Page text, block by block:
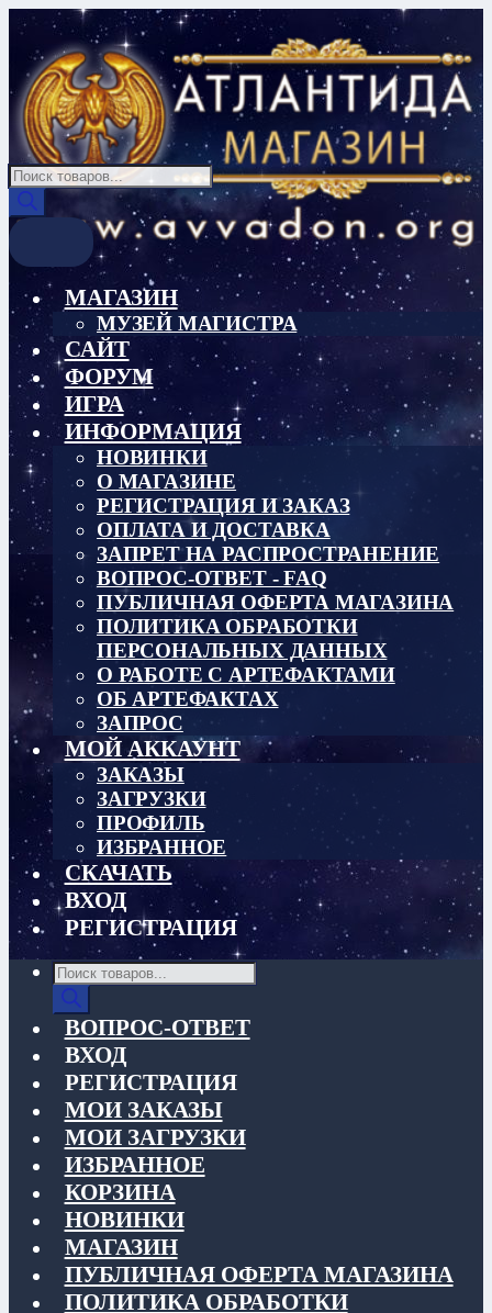
Перейти
навигации
Перейти
содержимому
Поиск
товаров
МАГАЗИН
МУЗЕЙ МАГИСТРА
САЙТ
ФОРУМ
ИГРА
ИНФОРМАЦИЯ
НОВИНКИ
О МАГАЗИНЕ
РЕГИСТРАЦИЯ И ЗАКАЗ
ОПЛАТА И ДОСТАВКА
ЗАПРЕТ НА РАСПРОСТРАНЕНИЕ
ВОПРОС-ОТВЕТ - FAQ
ПУБЛИЧНАЯ ОФЕРТА МАГАЗИНА
ПОЛИТИКА ОБРАБОТКИ
ПЕРСОНАЛЬНЫХ ДАННЫХ
О РАБОТЕ С АРТЕФАКТАМИ
ОБ АРТЕФАКТАХ
ЗАПРОС
МОЙ АККАУНТ
ЗАКАЗЫ
ЗАГРУЗКИ
ПРОФИЛЬ
ИЗБРАННОЕ
СКАЧАТЬ
ВХОД
РЕГИСТРАЦИЯ
Поиск
товаров
ВОПРОС-ОТВЕТ
ВХОД
РЕГИСТРАЦИЯ
МОИ ЗАКАЗЫ
МОИ ЗАГРУЗКИ
ИЗБРАННОЕ
КОРЗИНА
НОВИНКИ
МАГАЗИН
ПУБЛИЧНАЯ ОФЕРТА МАГАЗИНА
ПОЛИТИКА ОБРАБОТКИ